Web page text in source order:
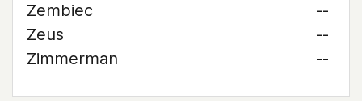
Zembiec
--
Zeus
--
Zimmerman
--